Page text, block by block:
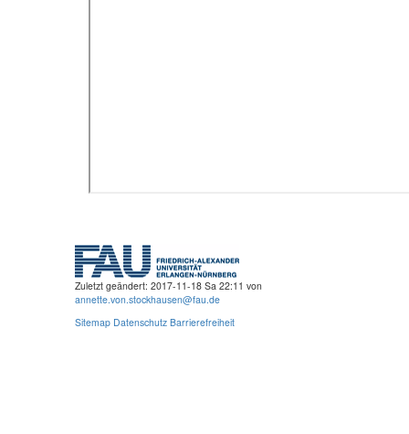
Zuletzt geändert: 2017-11-18 Sa 22:11 von
annette.von.stockhausen@fau.de
Sitemap Datenschutz Barrierefreiheit